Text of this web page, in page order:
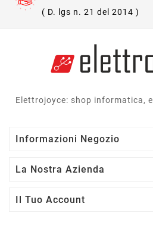
( D. lgs n. 21 del 2014 )
Elettrojoyce: shop informatica,
Informazioni Negozio
La Nostra Azienda
Il Tuo Account